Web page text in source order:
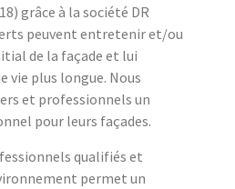
grâce à la société DR
peuvent entretenir et/ou
de la façade et lui
vie plus longue. Nous
et professionnels un
pour leurs façades.
qualifiés et
permet un